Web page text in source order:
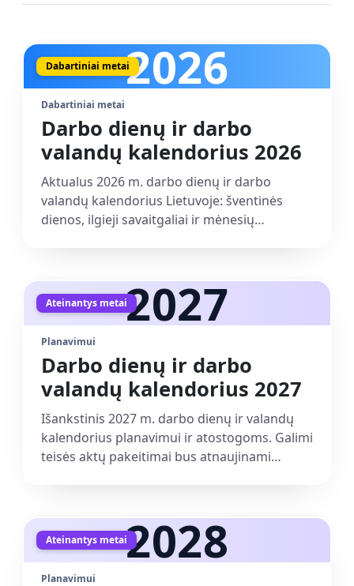
Dabartiniai metai2026
Dabartiniai metai
Darbo dienų ir darbo
valandų kalendorius 2026
Aktualus 2026 m. darbo dienų ir darbo
valandų kalendorius Lietuvoje: šventinės
dienos, ilgieji savaitgaliai ir mėnesių
Ateinantys metai2027
Planavimui
Darbo dienų ir darbo
valandų kalendorius 2027
Išankstinis 2027 m. darbo dienų ir valandų
kalendorius planavimui ir atostogoms. Galimi
teisės aktų pakeitimai bus atnaujinami
Ateinantys metai2028
Planavimui